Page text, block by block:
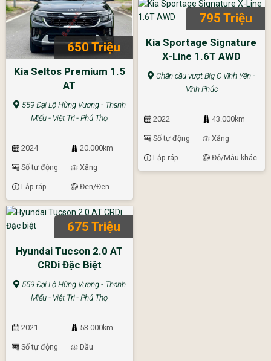
650 Triệu
Kia Seltos Premium 1.5
AT
559 Đại Lộ Hùng Vương - Thanh
Miếu - Việt Trì - Phú Thọ
2024 20.000km
Số tự động Xăng
Lắp ráp Đen/Đen
795 Triệu
Kia Sportage Signature
X-Line 1.6T AWD
Chân cầu vượt Big C Vĩnh Yên -
Vĩnh Phúc
2022 43.000km
Số tự động Xăng
Lắp ráp Đỏ/Màu khác
675 Triệu
Hyundai Tucson 2.0 AT
CRDi Đặc Biệt
559 Đại Lộ Hùng Vương - Thanh
Miếu - Việt Trì - Phú Thọ
2021 53.000km
Số tự động Dầu